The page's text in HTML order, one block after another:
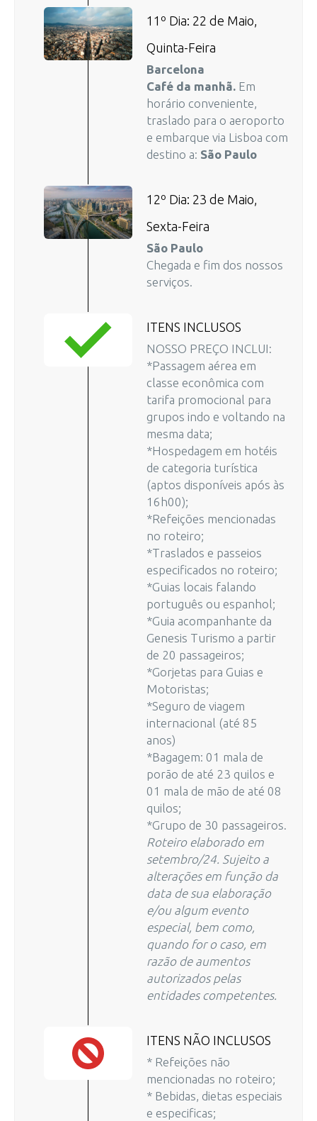
11º Dia: 22 de Maio,
Quinta-Feira
Barcelona
Café da manhã. Em
horário conveniente,
traslado para o aeroporto
e embarque via Lisboa com
destino a: São Paulo
12º Dia: 23 de Maio,
Sexta-Feira
São Paulo
Chegada e fim dos nossos
serviços.
ITENS INCLUSOS
NOSSO PREÇO INCLUI:
*Passagem aérea em
classe econômica com
tarifa promocional para
grupos indo e voltando na
mesma data;
*Hospedagem em hotéis
de categoria turística
(aptos disponíveis após às
16h00);
*Refeições mencionadas
no roteiro;
*Traslados e passeios
especificados no roteiro;
*Guias locais falando
português ou espanhol;
*Guia acompanhante da
Genesis Turismo a partir
de 20 passageiros;
*Gorjetas para Guias e
Motoristas;
*Seguro de viagem
internacional (até 85
anos)
*Bagagem: 01 mala de
porão de até 23 quilos e
01 mala de mão de até 08
quilos;
*Grupo de 30 passageiros.
Roteiro elaborado em
setembro/24. Sujeito a
alterações em função da
data de sua elaboração
e/ou algum evento
especial, bem como,
quando for o caso, em
razão de aumentos
autorizados pelas
entidades competentes.
ITENS NÃO INCLUSOS
* Refeições não
mencionadas no roteiro;
* Bebidas, dietas especiais
e especificas;